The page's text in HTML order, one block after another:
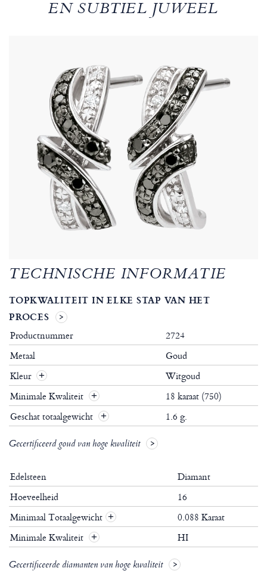
EN SUBTIEL JUWEEL
TECHNISCHE INFORMATIE
TOPKWALITEIT IN ELKE STAP VAN HET
PROCES
Productnummer
2724
Metaal
Goud
Kleur
Witgoud
Minimale Kwaliteit
18 karaat (750)
Geschat totaalgewicht
1.6 g.
Gecertificeerd goud van hoge kwaliteit
Edelsteen
Diamant
Hoeveelheid
16
Minimaal Totaalgewicht +
0.088 Karaat
Minimale Kwaliteit
+ HI
Gecertificeerde diamanten van hoge kwaliteit